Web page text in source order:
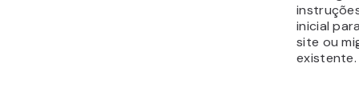
inicial
site ou
existente.